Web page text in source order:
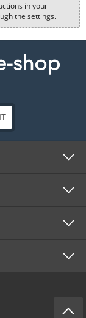
in your
the settings.
shop